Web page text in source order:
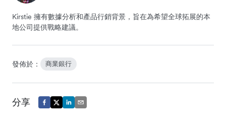
Kirstie 擁有數據分析和產品行銷背景，旨在為希望全球拓展的本
地公司提供戰略建議。
發佈於： 商業銀行
分享